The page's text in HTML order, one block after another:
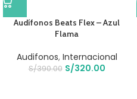
Audífonos Beats Flex – Azul
Flama
Audifonos, Internacional
S/390.00 S/320.00